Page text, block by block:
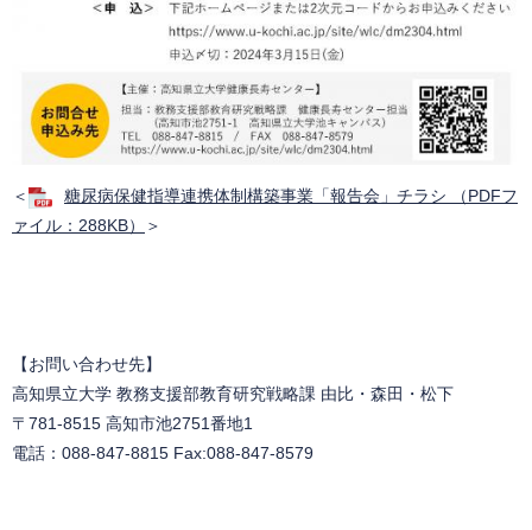
＜
糖尿病保健指導連携体制構築事業「報告会」チラシ （PDFフ
ァイル：288KB）
＞
【お問い合わせ先】
高知県立大学 教務支援部教育研究戦略課 由比・森田・松下
〒781-8515 高知市池2751番地1
電話：088-847-8815 Fax:088-847-8579